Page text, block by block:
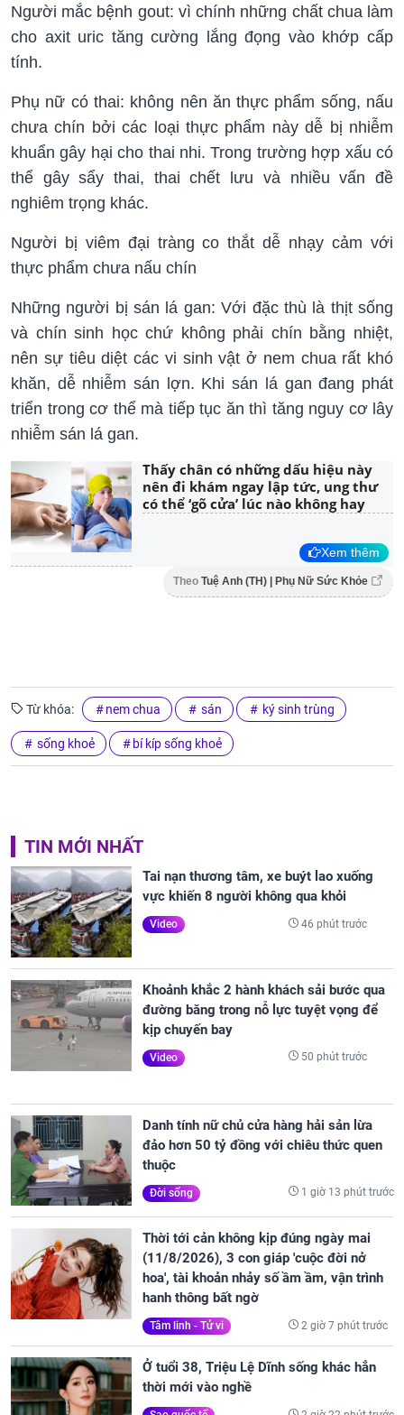
Người mắc bệnh gout: vì chính những chất chua làm
cho axit uric tăng cường lắng đọng vào khớp cấp
tính.
Phụ nữ có thai: không nên ăn thực phẩm sống, nấu
chưa chín bởi các loại thực phẩm này dễ bị nhiễm
khuẩn gây hại cho thai nhi. Trong trường hợp xấu có
thể gây sẩy thai, thai chết lưu và nhiều vấn đề
nghiêm trọng khác.
Người bị viêm đại tràng co thắt dễ nhạy cảm với
thực phẩm chưa nấu chín
Những người bị sán lá gan: Với đặc thù là thịt sống
và chín sinh học chứ không phải chín bằng nhiệt,
nên sự tiêu diệt các vi sinh vật ở nem chua rất khó
khăn, dễ nhiễm sán lợn. Khi sán lá gan đang phát
triển trong cơ thể mà tiếp tục ăn thì tăng nguy cơ lây
nhiễm sán lá gan.
Thấy chân có những dấu hiệu này
nên đi khám ngay lập tức, ung thư
có thể ‘gõ cửa’ lúc nào không hay
Xem thêm
Theo Tuệ Anh (TH) | Phụ Nữ Sức Khỏe
Từ khóa: nem chua sán ký sinh trùng
sống khoẻ bí kíp sống khoẻ
TIN MỚI NHẤT
Tai nạn thương tâm, xe buýt lao xuống
vực khiến 8 người không qua khỏi
Video 46 phút trước
Khoảnh khắc 2 hành khách sải bước qua
đường băng trong nỗ lực tuyệt vọng để
kịp chuyến bay
Video 50 phút trước
Danh tính nữ chủ cửa hàng hải sản lừa
đảo hơn 50 tỷ đồng với chiêu thức quen
thuộc
Đời sống 1 giờ 13 phút trước
Thời tới cản không kịp đúng ngày mai
(11/8/2026), 3 con giáp 'cuộc đời nở
hoa', tài khoản nhảy số ầm ầm, vận trình
hanh thông bất ngờ
Tâm linh - Tử vi 2 giờ 7 phút trước
Ở tuổi 38, Triệu Lệ Dĩnh sống khác hẳn
thời mới vào nghề